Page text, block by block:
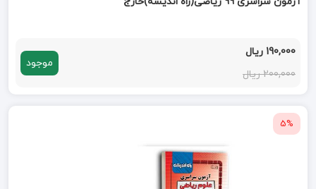
190,000 ریال
200,000 ریال
موجود
5%